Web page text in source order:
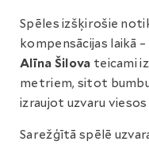
Spēles izšķirošie
kompensācijas laikā
Alīna Šilova teicami
metriem, sitot
izraujot uzvaru viesos
Sarežģītā spēlē